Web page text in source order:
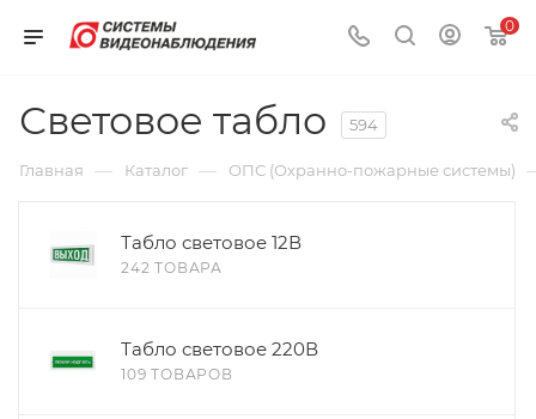
0
Световое табло 594
Главная — Каталог — ОПС (Охранно-пожарные системы)
Табло световое 12В
242 ТОВАРА
Табло световое 220В
109 ТОВАРОВ